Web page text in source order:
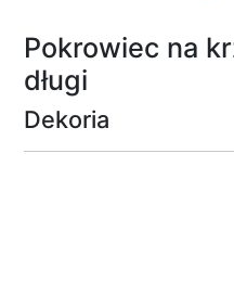
Pokrowiec na
długi
Dekoria